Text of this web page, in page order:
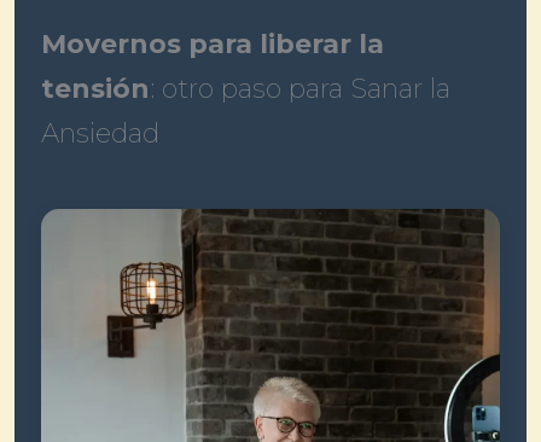
Movernos para liberar la
tensión: otro paso para Sanar la
Ansiedad